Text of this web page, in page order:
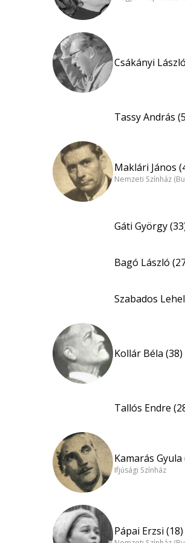
Csákányi
Tassy András
Maklári János
Nemzeti Színház
Gáti György
Bagó László
Szabados Lehel
Kollár Béla (38)
Tallós Endre
Kamarás Gyula
Ifjúsági Színház
Pápai Erzsi (18)